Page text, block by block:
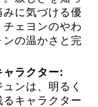
に気づける優
ェヨンのやわ
ンの温かさと完
ャラクター:
ンは、明るく
キャラクター